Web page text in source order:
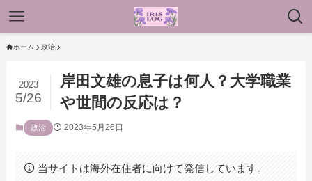
ホーム 政治
岸田文雄の息子は何人？大学職業
や世間の反応は？
2023
5/26
政治 2023年5月26日
当サイトは海外在住者に向けて発信しています。